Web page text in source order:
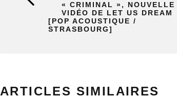
« CRIMINAL », NOUVELLE
VIDÉO DE LET US DREAM
[POP ACOUSTIQUE /
STRASBOURG]
ARTICLES SIMILAIRES